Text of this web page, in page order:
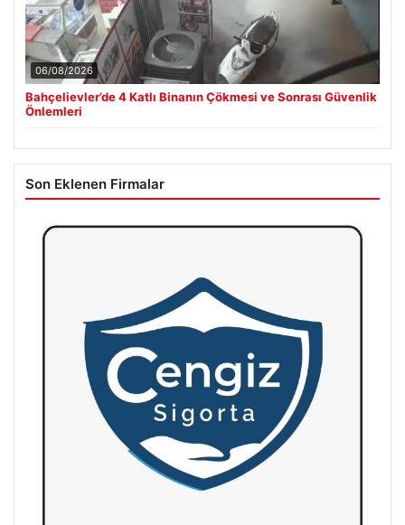
06/08/2026
Bahçelievler’de 4 Katlı Binanın Çökmesi ve Sonrası Güvenlik
Önlemleri
Son Eklenen Firmalar